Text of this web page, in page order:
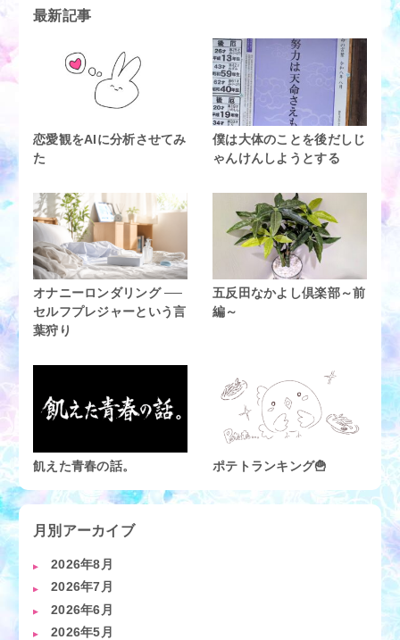
最新記事
恋愛観をAIに分析させてみ
た
僕は大体のことを後だしじ
ゃんけんしようとする
オナニーロンダリング ──
セルフプレジャーという言
葉狩り
五反田なかよし倶楽部～前
編～
飢えた青春の話。 ポテトランキング🍟
月別アーカイブ
2026年8月
2026年7月
2026年6月
2026年5月